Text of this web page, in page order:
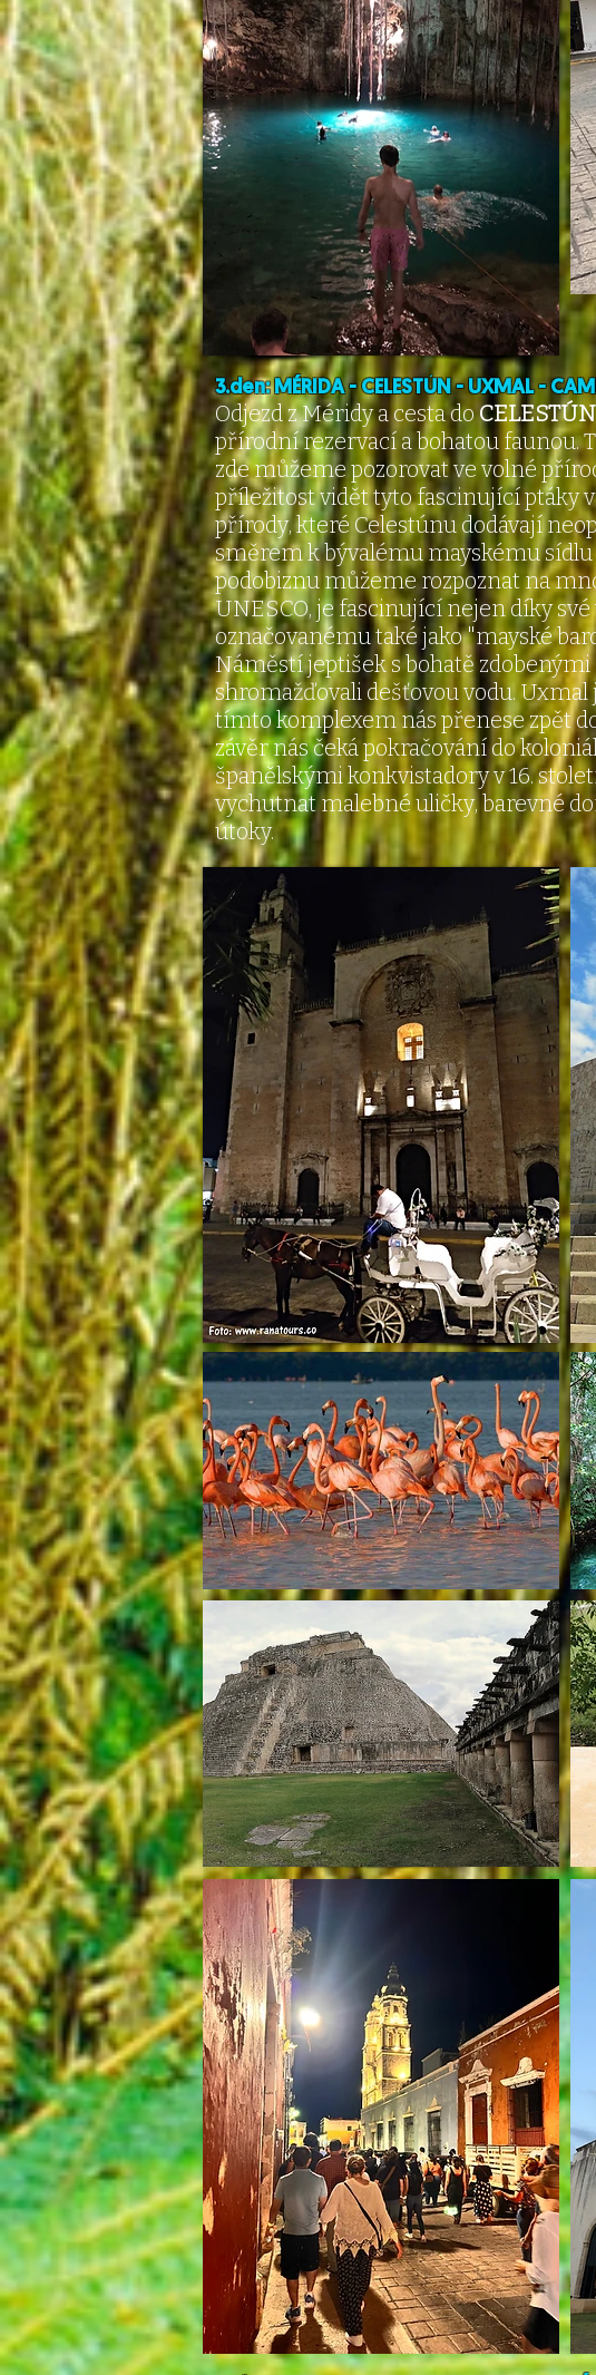
3.den: MÉRIDA - CELESTÚN - UXMAL -
Odjezd z Méridy a cesta do
přírodní rezervací a bohatou faunou.
zde můžeme pozorovat ve volné
příležitost vidět tyto fascinující ptáky
přírody, které Celestúnu dodávají
směrem k bývalému mayskému
podobiznu můžeme rozpoznat na
UNESCO, je fascinující nejen díky
označovanému také jako "mayské
Náměstí jeptišek s bohatě
shromažďovali dešťovou vodu.
tímto komplexem nás přenese zpět
závěr nás čeká pokračování do
španělskými konkvistadory v 16.
vychutnat malebné uličky, barevné
útoky.